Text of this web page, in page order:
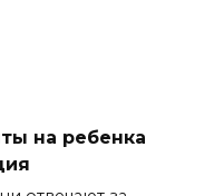
на ребенка